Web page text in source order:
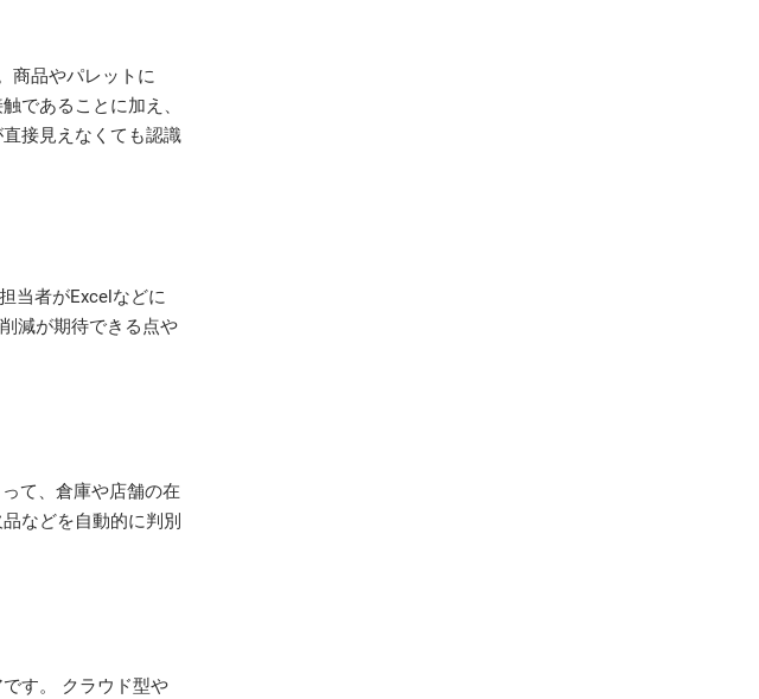
商品やパレットに
であることに加え、
接見えなくても認識
当者がExcelなどに
減が期待できる点や
て、倉庫や店舗の在
などを自動的に判別
す。 クラウド型や